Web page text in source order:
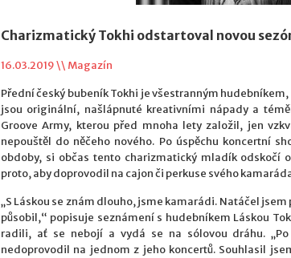
Charizmatický Tokhi odstartoval novou
16.03.2019 \\ Magazín
Přední český bubeník Tokhi je všestranným
jsou originální, našlápnuté kreativními nápady a
Groove Army, kterou před mnoha lety založil, jen
nepouštěl do něčeho nového. Po úspěchu koncertní
obdoby, si občas tento charizmatický mladík odskočí
proto, aby doprovodil na cajon či perkuse svého
„S Láskou se znám dlouho, jsme kamarádi. Natáčel
působil,“ popisuje seznámení s hudebníkem Láskou
radili, ať se nebojí a vydá se na sólovou dráhu.
nedoprovodil na jednom z jeho koncertů. Souhlasil